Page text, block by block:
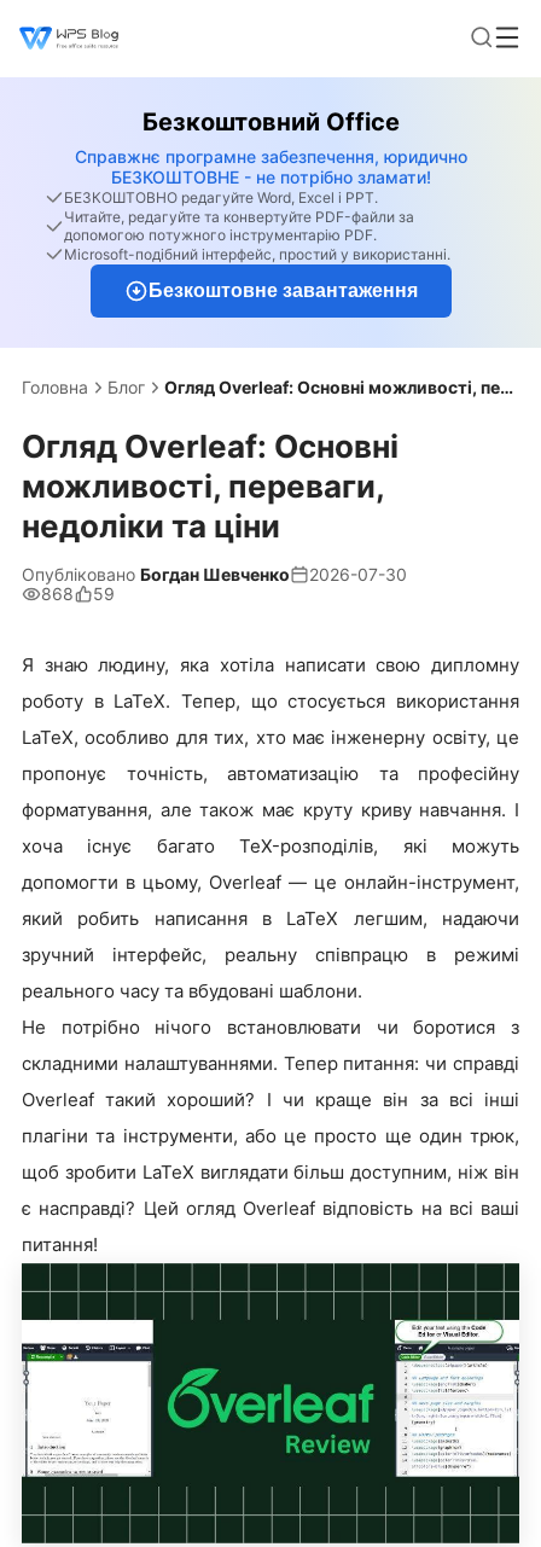
Безкоштовний Office
Справжнє програмне забезпечення, юридично
БЕЗКОШТОВНЕ - не потрібно зламати!
БЕЗКОШТОВНО редагуйте Word, Excel і PPT.
Читайте, редагуйте та конвертуйте PDF-файли за
допомогою потужного інструментарію PDF.
Microsoft-подібний інтерфейс, простий у використанні.
Безкоштовне завантаження
Головна Блог Огляд Overleaf: Основні можливості, переваги, недоліки та ціни
Огляд Overleaf: Основні
можливості, переваги,
недоліки та ціни
Опубліковано Богдан Шевченко
2026-07-30
868
59
Я знаю людину, яка хотіла написати свою дипломну
роботу в LaTeX. Тепер, що стосується використання
LaTeX, особливо для тих, хто має інженерну освіту, це
пропонує точність, автоматизацію та професійну
форматування, але також має круту криву навчання. І
хоча існує багато TeX-розподілів, які можуть
допомогти в цьому, Overleaf — це онлайн-інструмент,
який робить написання в LaTeX легшим, надаючи
зручний інтерфейс, реальну співпрацю в режимі
реального часу та вбудовані шаблони.
Не потрібно нічого встановлювати чи боротися з
складними налаштуваннями. Тепер питання: чи справді
Overleaf такий хороший? І чи краще він за всі інші
плагіни та інструменти, або це просто ще один трюк,
щоб зробити LaTeX виглядати більш доступним, ніж він
є насправді? Цей огляд Overleaf відповість на всі ваші
питання!